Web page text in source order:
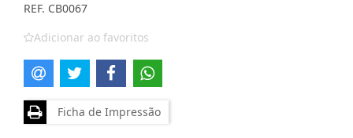
REF. CB0067
Adicionar ao favoritos
Ficha de Impressão